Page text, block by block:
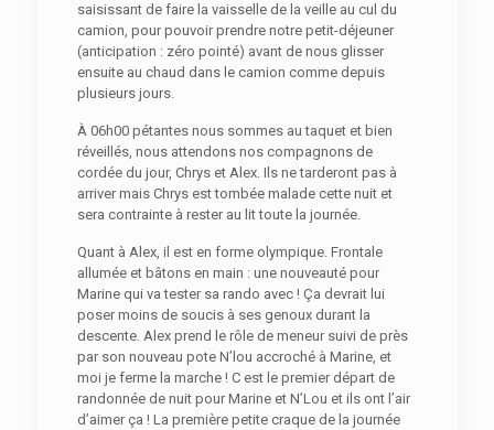
saisissant de faire la vaisselle de la veille au cul du
camion, pour pouvoir prendre notre petit-déjeuner
(anticipation : zéro pointé) avant de nous glisser
ensuite au chaud dans le camion comme depuis
plusieurs jours.
À 06h00 pétantes nous sommes au taquet et bien
réveillés, nous attendons nos compagnons de
cordée du jour, Chrys et Alex. Ils ne tarderont pas à
arriver mais Chrys est tombée malade cette nuit et
sera contrainte à rester au lit toute la journée.
Quant à Alex, il est en forme olympique. Frontale
allumée et bâtons en main : une nouveauté pour
Marine qui va tester sa rando avec ! Ça devrait lui
poser moins de soucis à ses genoux durant la
descente. Alex prend le rôle de meneur suivi de près
par son nouveau pote N’lou accroché à Marine, et
moi je ferme la marche ! C est le premier départ de
randonnée de nuit pour Marine et N’Lou et ils ont l’air
d’aimer ça ! La première petite craque de la journée